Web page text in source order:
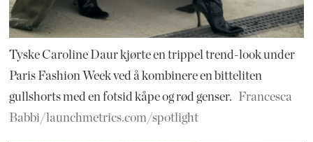
Tyske Caroline Daur kjørte en trippel trend-look under
Paris Fashion Week ved å kombinere en bitteliten
gullshorts med en fotsid kåpe og rød genser.
Francesca
Babbi/launchmetrics.com/spotlight